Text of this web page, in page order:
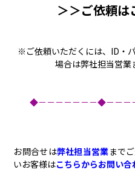
＞＞ご依頼は
※ご依頼いただくには、ID・
場合は弊社担当営業
◆－－－－－－－◆－－
お問合せは弊社担当営業まで
いお客様はこちらからお問い合